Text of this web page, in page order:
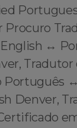
↔️
Tradutor
Português
Denver,